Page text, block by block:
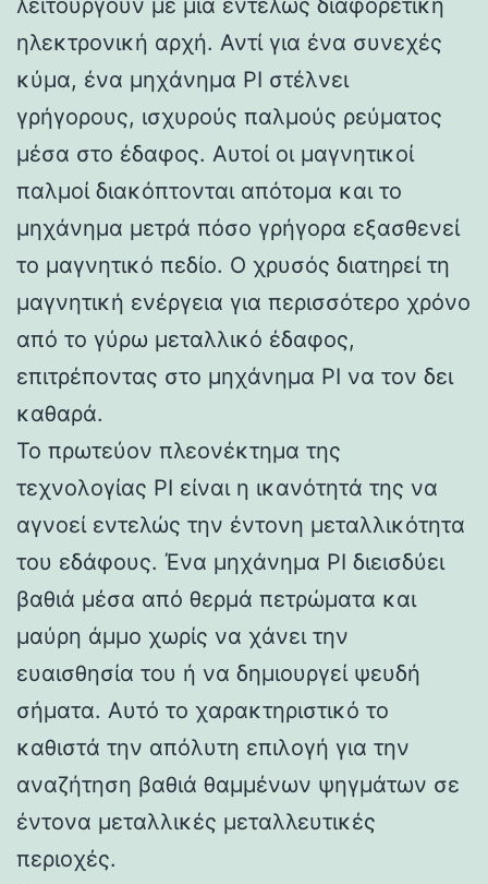
ηλεκτρονική αρχή. Αντί για ένα συνεχές
κύμα, ένα μηχάνημα PI στέλνει
γρήγορους, ισχυρούς παλμούς ρεύματος
μέσα στο έδαφος. Αυτοί οι μαγνητικοί
παλμοί διακόπτονται απότομα και το
μηχάνημα μετρά πόσο γρήγορα εξασθενεί
το μαγνητικό πεδίο. Ο χρυσός διατηρεί τη
μαγνητική ενέργεια για περισσότερο χρόνο
από το γύρω μεταλλικό έδαφος,
επιτρέποντας στο μηχάνημα PI να τον δει
καθαρά.
Το πρωτεύον πλεονέκτημα της
τεχνολογίας PI είναι η ικανότητά της να
αγνοεί εντελώς την έντονη μεταλλικότητα
του εδάφους. Ένα μηχάνημα PI διεισδύει
βαθιά μέσα από θερμά πετρώματα και
μαύρη άμμο χωρίς να χάνει την
ευαισθησία του ή να δημιουργεί ψευδή
σήματα. Αυτό το χαρακτηριστικό το
καθιστά την απόλυτη επιλογή για την
αναζήτηση βαθιά θαμμένων ψηγμάτων σε
έντονα μεταλλικές μεταλλευτικές
περιοχές.